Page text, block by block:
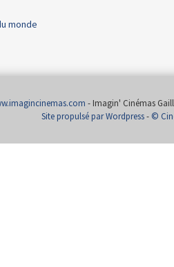
monde
- Imagin' Cinémas
Site propulsé par Wordpress- ©